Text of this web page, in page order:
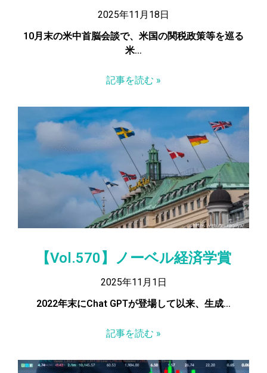
2025年11月18日
10月末の米中首脳会談で、米国の関税政策等を巡る
米…
記事を読む »
【Vol.570】ノーベル経済学賞
2025年11月1日
2022年末にChat GPTが登場して以来、生成…
記事を読む »